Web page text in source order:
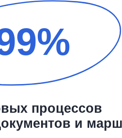
процессов
и маршрутов
думать, как
маршрут
с ТК РФ